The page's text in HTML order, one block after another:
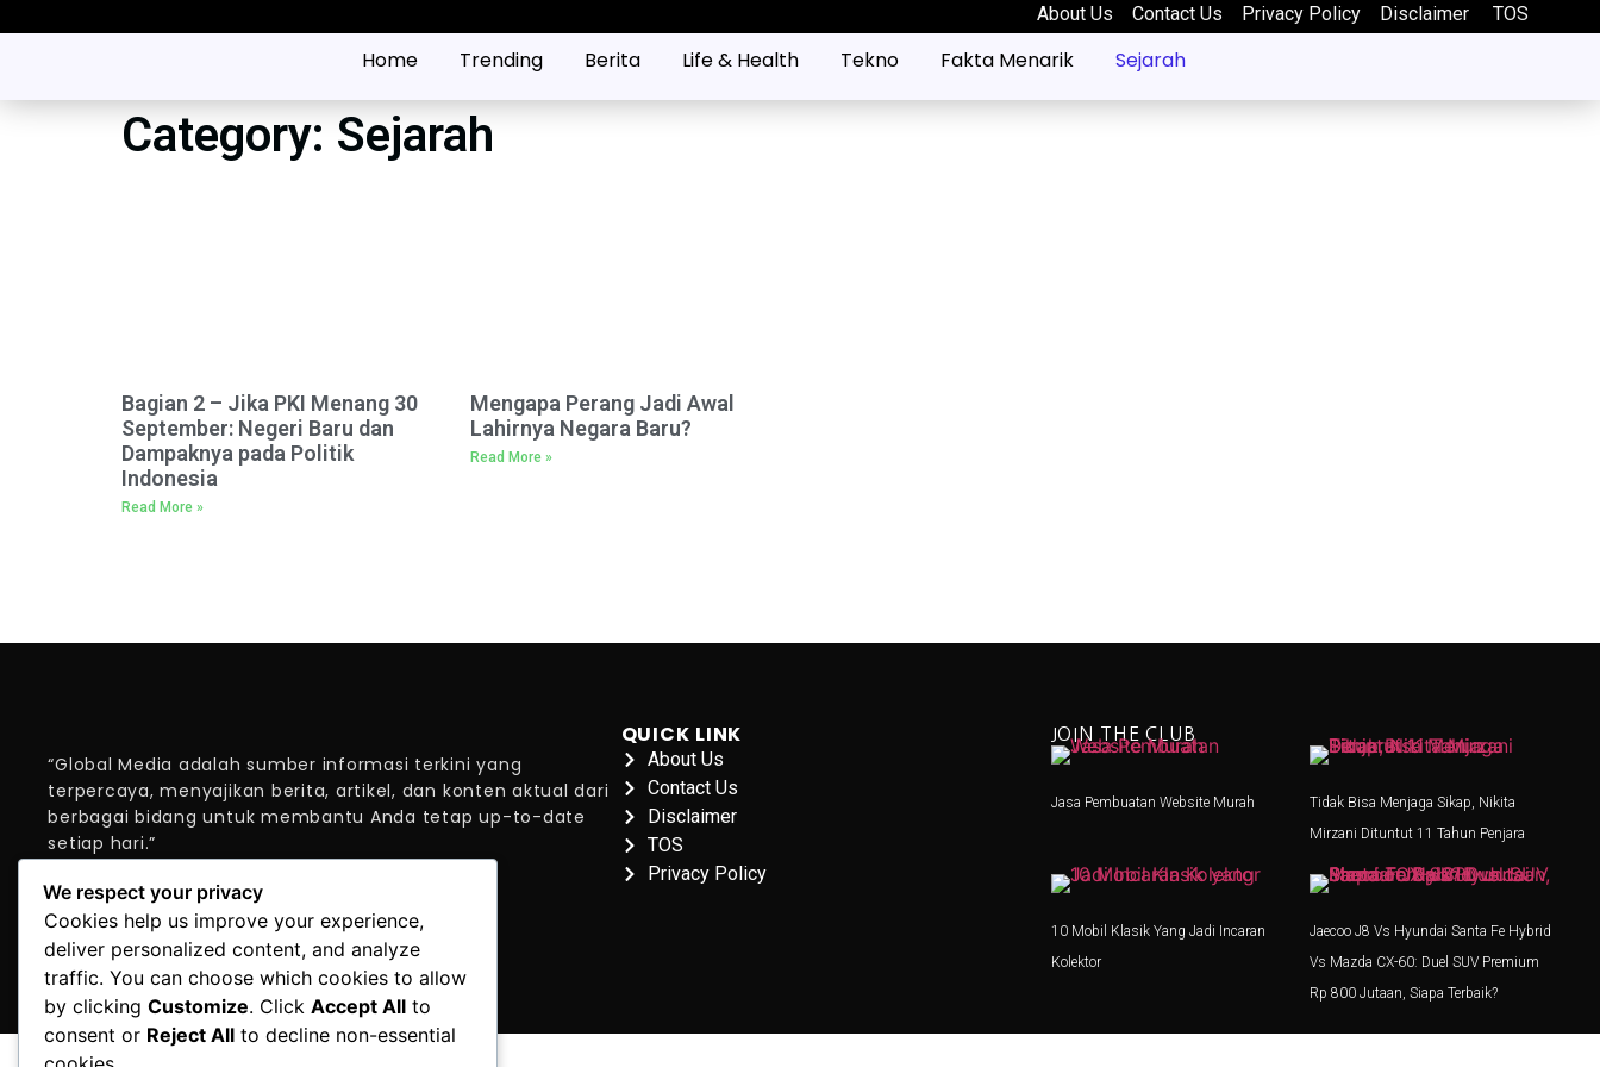
About Us Contact Us Privacy Policy Disclaimer TOS
Home Trending Berita Life & Health Tekno Fakta Menarik Sejarah
Category: Sejarah
Bagian 2 – Jika PKI Menang 30
September: Negeri Baru dan
Dampaknya pada Politik
Indonesia
Read More »
Mengapa Perang Jadi Awal
Lahirnya Negara Baru?
Read More »
“Global Media adalah sumber informasi terkini yang
terpercaya, menyajikan berita, artikel, dan konten aktual dari
berbagai bidang untuk membantu Anda tetap up-to-date
setiap hari.”
QUICK LINK
About Us
Contact Us
Disclaimer
TOS
Privacy Policy
JOIN THE CLUB
Jasa Pembuatan Website Murah
Tidak Bisa Menjaga Sikap, Nikita
Mirzani Dituntut 11 Tahun Penjara
10 Mobil Klasik Yang Jadi Incaran
Kolektor
Jaecoo J8 Vs Hyundai Santa Fe Hybrid
Vs Mazda CX-60: Duel SUV Premium
Rp 800 Jutaan, Siapa Terbaik?
We respect your privacy
Cookies help us improve your experience,
deliver personalized content, and analyze
traffic. You can choose which cookies to allow
by clicking Customize. Click Accept All to
consent or Reject All to decline non-essential